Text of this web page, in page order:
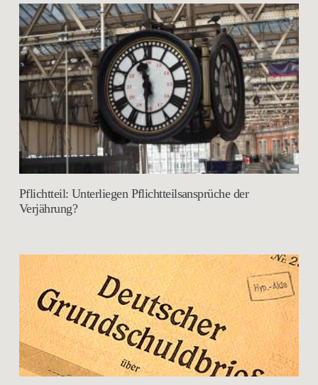
Pflichtteil: Unterliegen Pflichtteilsansprüche der
Verjährung?